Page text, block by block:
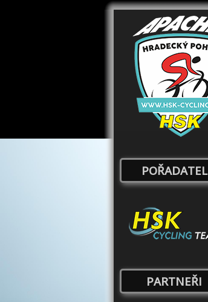
POŘADATEL
PARTNEŘI